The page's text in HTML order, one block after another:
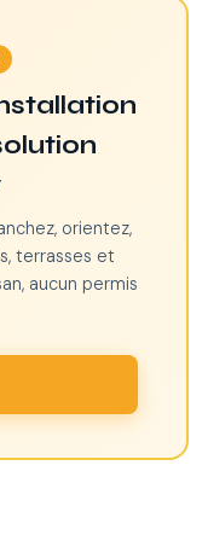
orientez,
terrasses et
aucun permis